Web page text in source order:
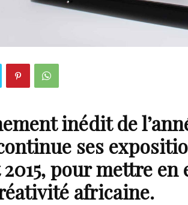
inédit de
ses
pour mettre en
africaine.